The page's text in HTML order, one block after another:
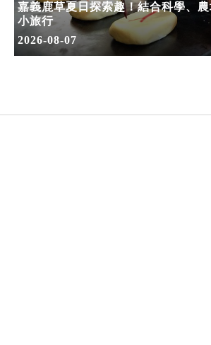
嘉義鹿草夏日探索趣！結合科學、
小旅行
2026-08-07